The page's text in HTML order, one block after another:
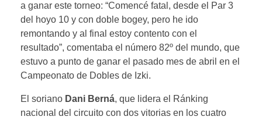
a ganar este torneo: “Comencé fatal, desde el Par 3
del hoyo 10 y con doble bogey, pero he ido
remontando y al final estoy contento con el
resultado”, comentaba el número 82º del mundo, que
estuvo a punto de ganar el pasado mes de abril en el
Campeonato de Dobles de Izki.
El soriano Dani Berná, que lidera el Ránking
nacional del circuito con dos vitorias en los cuatro